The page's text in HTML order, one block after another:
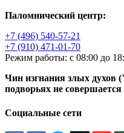
Паломнический центр:
+7 (496) 540-57-21
+7 (910) 471-01-70
Режим работы: с 08:00 до
Чин изгнания злых духов
подворьях не совершается
Социальные сети